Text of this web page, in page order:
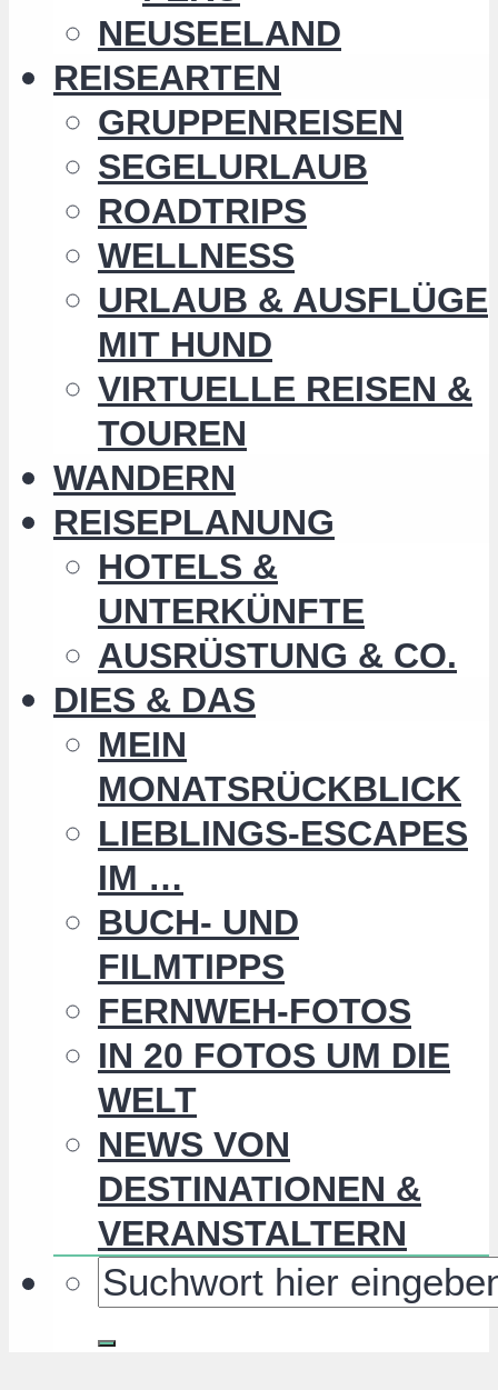
NEUSEELAND
REISEARTEN
GRUPPENREISEN
SEGELURLAUB
ROADTRIPS
WELLNESS
URLAUB & AUSFLÜGE
MIT HUND
VIRTUELLE REISEN &
TOUREN
WANDERN
REISEPLANUNG
HOTELS &
UNTERKÜNFTE
AUSRÜSTUNG & CO.
DIES & DAS
MEIN
MONATSRÜCKBLICK
LIEBLINGS-ESCAPES
IM …
BUCH- UND
FILMTIPPS
FERNWEH-FOTOS
IN 20 FOTOS UM DIE
WELT
NEWS VON
DESTINATIONEN &
VERANSTALTERN